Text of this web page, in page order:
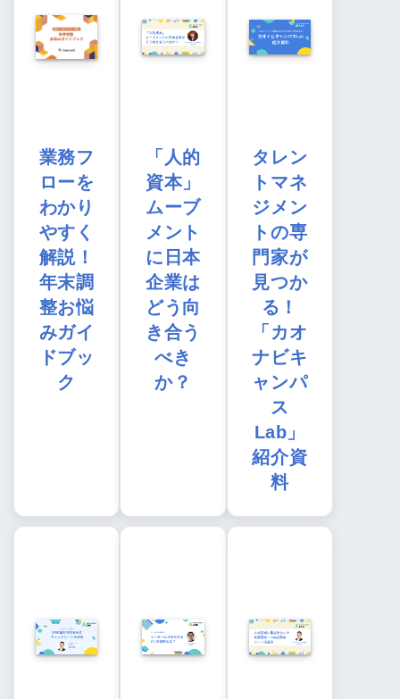
業務フ
ローを
わかり
やすく
解説！
年末調
整お悩
みガイ
ドブッ
ク
「人的
資本」
ムーブ
メント
に日本
企業は
どう向
き合う
べき
か？
タレン
トマネ
ジメン
トの専
門家が
見つか
る！
「カオ
ナビキ
ャンパ
ス
Lab」
紹介資
料